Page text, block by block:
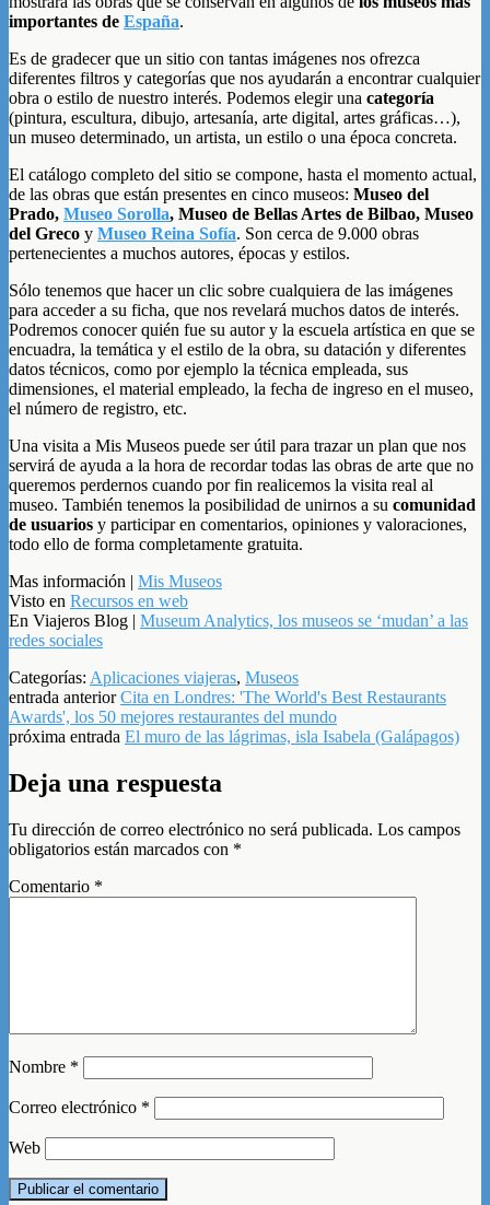
importantes de España.
Es de gradecer que un sitio con tantas imágenes nos ofrezca
diferentes filtros y categorías que nos ayudarán a encontrar cualquier
obra o estilo de nuestro interés. Podemos elegir una categoría
(pintura, escultura, dibujo, artesanía, arte digital, artes gráficas…),
un museo determinado, un artista, un estilo o una época concreta.
El catálogo completo del sitio se compone, hasta el momento actual,
de las obras que están presentes en cinco museos: Museo del
Prado, Museo Sorolla, Museo de Bellas Artes de Bilbao, Museo
del Greco y Museo Reina Sofía. Son cerca de 9.000 obras
pertenecientes a muchos autores, épocas y estilos.
Sólo tenemos que hacer un clic sobre cualquiera de las imágenes
para acceder a su ficha, que nos revelará muchos datos de interés.
Podremos conocer quién fue su autor y la escuela artística en que se
encuadra, la temática y el estilo de la obra, su datación y diferentes
datos técnicos, como por ejemplo la técnica empleada, sus
dimensiones, el material empleado, la fecha de ingreso en el museo,
el número de registro, etc.
Una visita a Mis Museos puede ser útil para trazar un plan que nos
servirá de ayuda a la hora de recordar todas las obras de arte que no
queremos perdernos cuando por fin realicemos la visita real al
museo. También tenemos la posibilidad de unirnos a su comunidad
de usuarios y participar en comentarios, opiniones y valoraciones,
todo ello de forma completamente gratuita.
Mas información | Mis Museos
Visto en Recursos en web
En Viajeros Blog | Museum Analytics, los museos se ‘mudan’ a las
redes sociales
Categorías: Aplicaciones viajeras, Museos
entrada anteriorCita en Londres: 'The World's Best Restaurants
Awards', los 50 mejores restaurantes del mundo
próxima entrada El muro de las lágrimas, isla Isabela (Galápagos)
Deja una respuesta
Tu dirección de correo electrónico no será publicada. Los campos
obligatorios están marcados con *
Comentario *
Nombre *
Correo electrónico *
Web